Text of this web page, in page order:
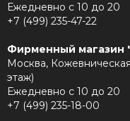
Ежедневно с 10 до 20
+7 (499) 235-47-22
Фирменный магазин
Москва,
этаж)
Ежедневно с 10 до 20
+7 (499) 235-18-00